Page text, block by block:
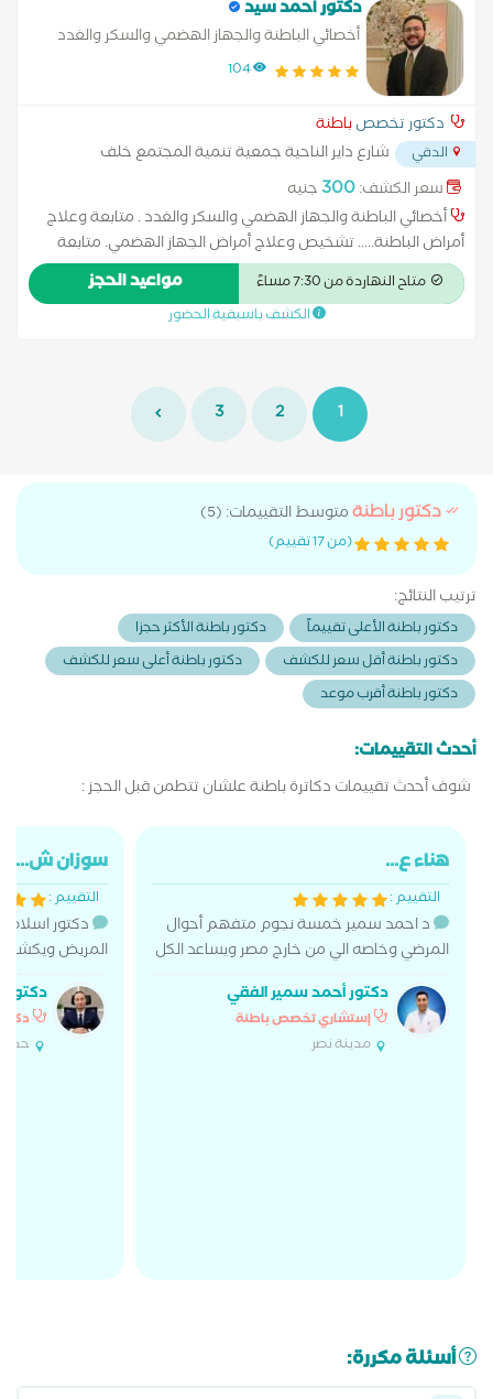
دكتور احمد سيد
أخصائي الباطنة والجهاز الهضمي والسكر والغدد
104
دكتور تخصصباطنة
الدقي
شارع داير الناحية جمعية تنمية المجتمع خلف
مكتبة سمير وعلي الدقي ... سعر الكشف:300 جنيه
أخصائي الباطنة والجهاز الهضمي والسكر والغدد . متابعة وعلاج
أمراض الباطنة..... تشخيص وعلاج أمراض الجهاز الهضمي. متابعة
وعلاج مرضى السكر. تشخيص وعلاج اضطرابات الغدد. متابعة الحالات
المزمنة والفحوصات الدورية.
متاح النهاردة من 7:30 مساءً مواعيد الحجز
الكشف باسبقية الحضور
1
2
3
دكتور باطنةمتوسط التقييمات: (5)
(من 17 تقييم)
ترتيب النتائج:
دكتور باطنة الأعلى تقييماً
دكتور باطنة الأكثر حجزا
دكتور باطنة أقل سعر للكشف
دكتور باطنة أعلى سعر للكشف
دكتور باطنة أقرب موعد
أحدث التقييمات:
شوف أحدث تقييمات دكاترة باطنة علشان تتطمن قبل الحجز :
هناء ع...
التقييم :
د احمد سمير خمسة نجوم متفهم أحوال
المرضي وخاصه الي من خارج مصر ويساعد الكل
دكتور أحمد سمير الفقي
إستشاري تخصص باطنة
مدينة نصر
سوزان ش...
التقييم :
دكتور
المريض
دكتور
أسئلة مكررة: